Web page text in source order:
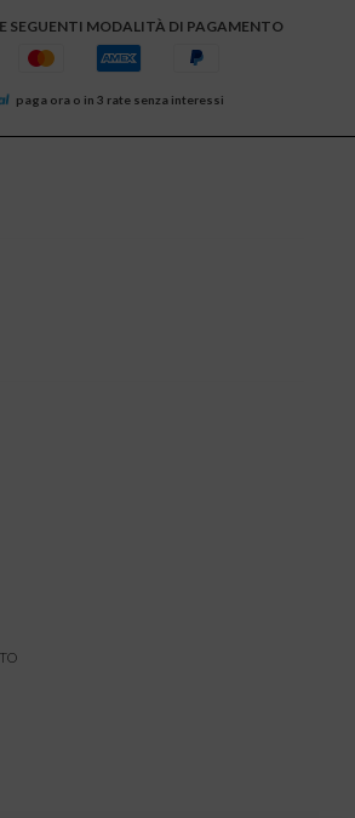
SEGUENTI MODALITÀ DI PAGAMENTO
paga ora o in 3 rate senza interessi